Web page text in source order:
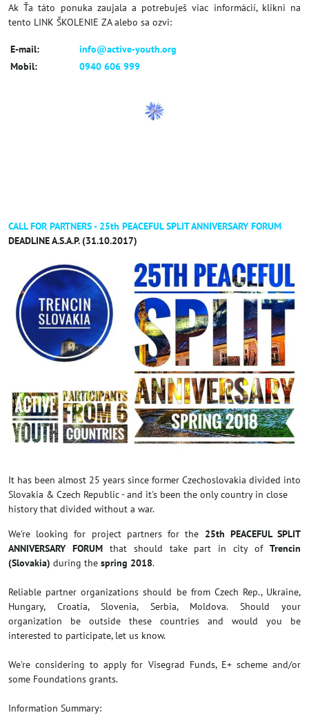
Ak Ťa táto ponuka zaujala a potrebuješ viac informácií, klikni na
tento LINK ŠKOLENIE ZA alebo sa ozvi:
E-mail:
info@active-youth.org
Mobil:
0940 606 999
CALL FOR PARTNERS - 25th PEACEFUL SPLIT ANNIVERSARY FORUM
DEADLINE A.S.A.P. (31.10.2017)
It has been almost 25 years since former Czechoslovakia divided into
Slovakia & Czech Republic - and it's been the only country in close
history that divided without a war.
We're looking for project partners for the 25th PEACEFUL SPLIT
ANNIVERSARY FORUMthat should take part in city ofTrencin
(Slovakia) during the spring 2018.
Reliable partner organizations should be from Czech Rep., Ukraine,
Hungary, Croatia, Slovenia, Serbia, Moldova. Should your
organization be outside these countries and would you be
interested to participate, let us know.
We're considering to apply for Visegrad Funds, E+ scheme and/or
some Foundations grants.
Information Summary: